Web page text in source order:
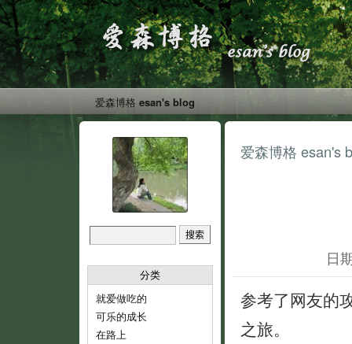
爱森博格 esan's blog
分类
就爱做吃的
可乐的成长
在路上
爱森博格 esan's
日
参考了网友的
之旅。